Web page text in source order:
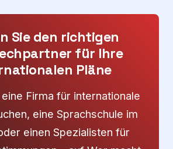
Sie den richtigen
für Ihre
Pläne
eine Firma für internationale
eine Sprachschule im
einen Spezialisten für